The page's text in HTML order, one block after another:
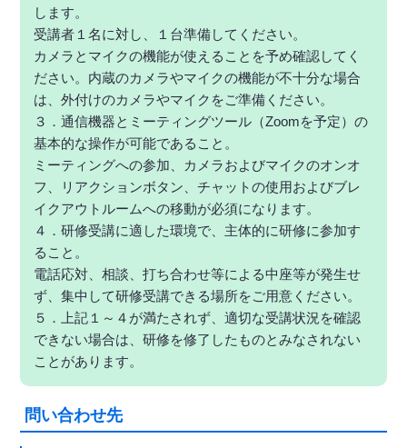
します。
受講者１名に対し、１台準備してください。
カメラとマイクの機能が使えることを予め確認してく
ださい。内蔵のカメラやマイクの機能が不十分な場合
は、外付けのカメラやマイクをご準備ください。
３．通信機器とミーティングツール（Zoomを予定）の
基本的な操作が可能であること。
ミーティングへの参加、カメラおよびマイクのオンオ
フ、リアクションボタン、チャットの使用およびブレ
イクアウトルームへの移動が必須になります。
４．研修受講に適した環境で、主体的に研修に参加す
ること。
電話応対、相談、打ち合わせ等による中座等が発生せ
ず、集中して研修受講できる場所をご用意ください。
５．上記１～４が満たされず、適切な受講状況を確認
できない場合は、研修を修了したものとみなされない
ことがあります。
問い合わせ先